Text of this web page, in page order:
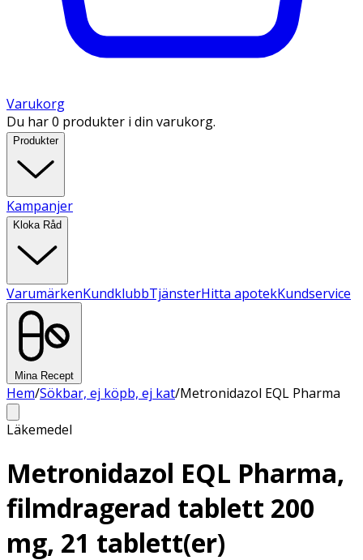
Varukorg
Du har 0 produkter i din varukorg.
Produkter
Kampanjer
Kloka Råd
VarumärkenKundklubbTjänsterHitta apotekKundservice
Mina Recept
Hem/Sökbar, ej köpb, ej kat/Metronidazol EQL Pharma
Läkemedel
Metronidazol EQL Pharma,
filmdragerad tablett 200
mg, 21 tablett(er)